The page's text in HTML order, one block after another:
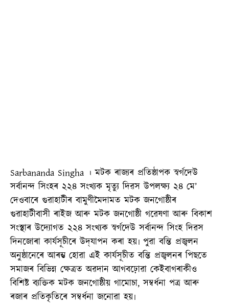
Sarbananda Singha । মটক ৰাজ্যৰ প্ৰতিষ্ঠাপক স্বৰ্গদেউ
সৰ্বানন্দ সিংহৰ ২২৪ সংখ্যক মৃত্যু দিৱস উপলক্ষ্য ২৪ মে’
দেওবাৰে গুৱাহাটীৰ বামুণীমৈদামত মটক জনগোষ্ঠীৰ
গুৱাহাটীবাসী ৰাইজ আৰু মটক জনগোষ্ঠী গৱেষণা আৰু বিকাশ
সংস্থাৰ উদ্যোগত ২২৪ সংখ্যক স্বৰ্গদেউ সৰ্বানন্দ সিংহ দিৱস
দিনজোৰা কাৰ্যসূচীৰে উদ্‌যাপন কৰা হয়৷ পুৱা বন্তি প্ৰজ্বলন
অনুষ্ঠানেৰে আৰম্ভ হোৱা এই কাৰ্যসূচীত বন্তি প্ৰজ্বলনৰ পিছতে
সমাজৰ বিভিন্ন ক্ষেত্ৰত অৱদান আগবঢ়োৱা কেইবাগৰাকীও
বিশিষ্ট ব্যক্তিক মটক জনগোষ্ঠীয় গামোচা, সম্বৰ্ধনা পত্ৰ আৰু
ৰজাৰ প্ৰতিকৃতিৰে সম্বৰ্ধনা জনোৱা হয়৷